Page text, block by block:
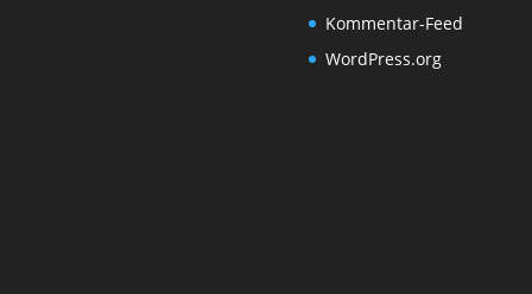
Kommentar-Feed
WordPress.org